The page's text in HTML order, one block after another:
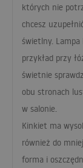
których nie
chcesz
świetlny. Lampa
przykład przy
świetnie
obu stronach
w salonie.
Kinkiet ma
również do
forma i